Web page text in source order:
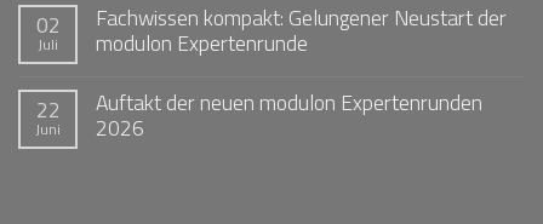
02
Juli
Fachwissen kompakt: Gelungener Neustart der
modulon Expertenrunde
22
Juni
Auftakt der neuen modulon Expertenrunden
2026